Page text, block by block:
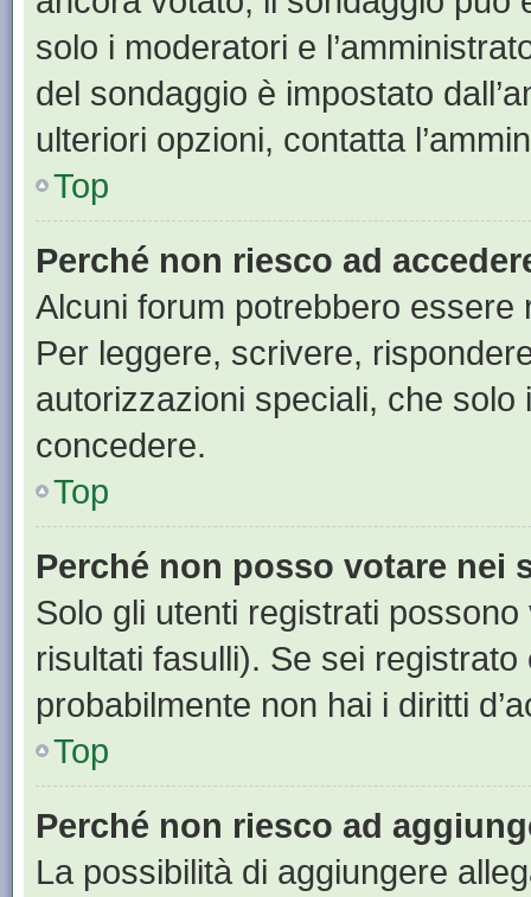
solo i moderatori e
del sondaggio è impostato
ulteriori opzioni, contatta
Top
Perché non riesco ad
Alcuni forum potrebbero
Per leggere, scrivere,
autorizzazioni speciali, che solo
concedere.
Top
Perché non posso votare nei
Solo gli utenti registrati
risultati fasulli). Se sei
probabilmente non hai i diritti
Top
Perché non riesco ad
La possibilità di aggiungere